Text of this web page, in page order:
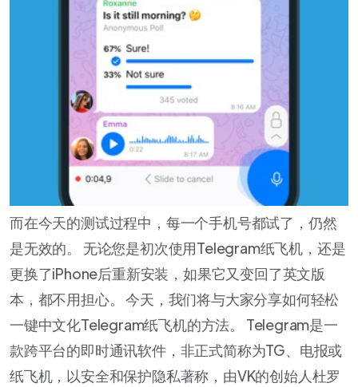
而在今天的测试过程中，每一个手机号都试了，仍然
是无效的。 无论您是初次使用Telegram纸飞机，还是
更换了iPhone后重新安装，如果它又变回了英文版
本，都不用担心。 今天，我们将与大家分享如何轻松
一键中文化Telegram纸飞机的方法。 Telegram是一
款跨平台的即时通讯软件，非正式简称为TG、电报或
纸飞机，以安全和保护隐私著称，由VK的创始人杜罗